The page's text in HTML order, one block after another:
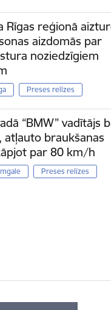
Rīgas reģionā
aizdomās par
noziedzīgiem
Preses relīzes
“BMW” vadītājs
braukšanas
par 80 km/h
Preses relīzes